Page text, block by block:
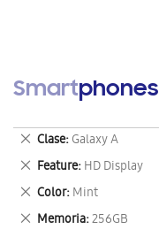
Smartphones
Clase Galaxy A
Eliminar
este
artículo
Feature HD Display
Eliminar
este
artículo
Color Mint
Eliminar
este
Memoria 256GB
Eliminar